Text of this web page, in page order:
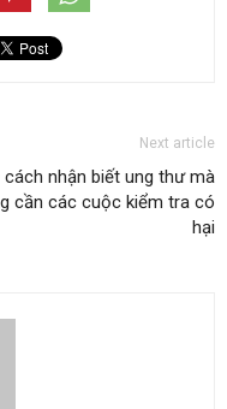
Next article
cách nhận biết ung thư mà
cần các cuộc kiểm tra có
hại